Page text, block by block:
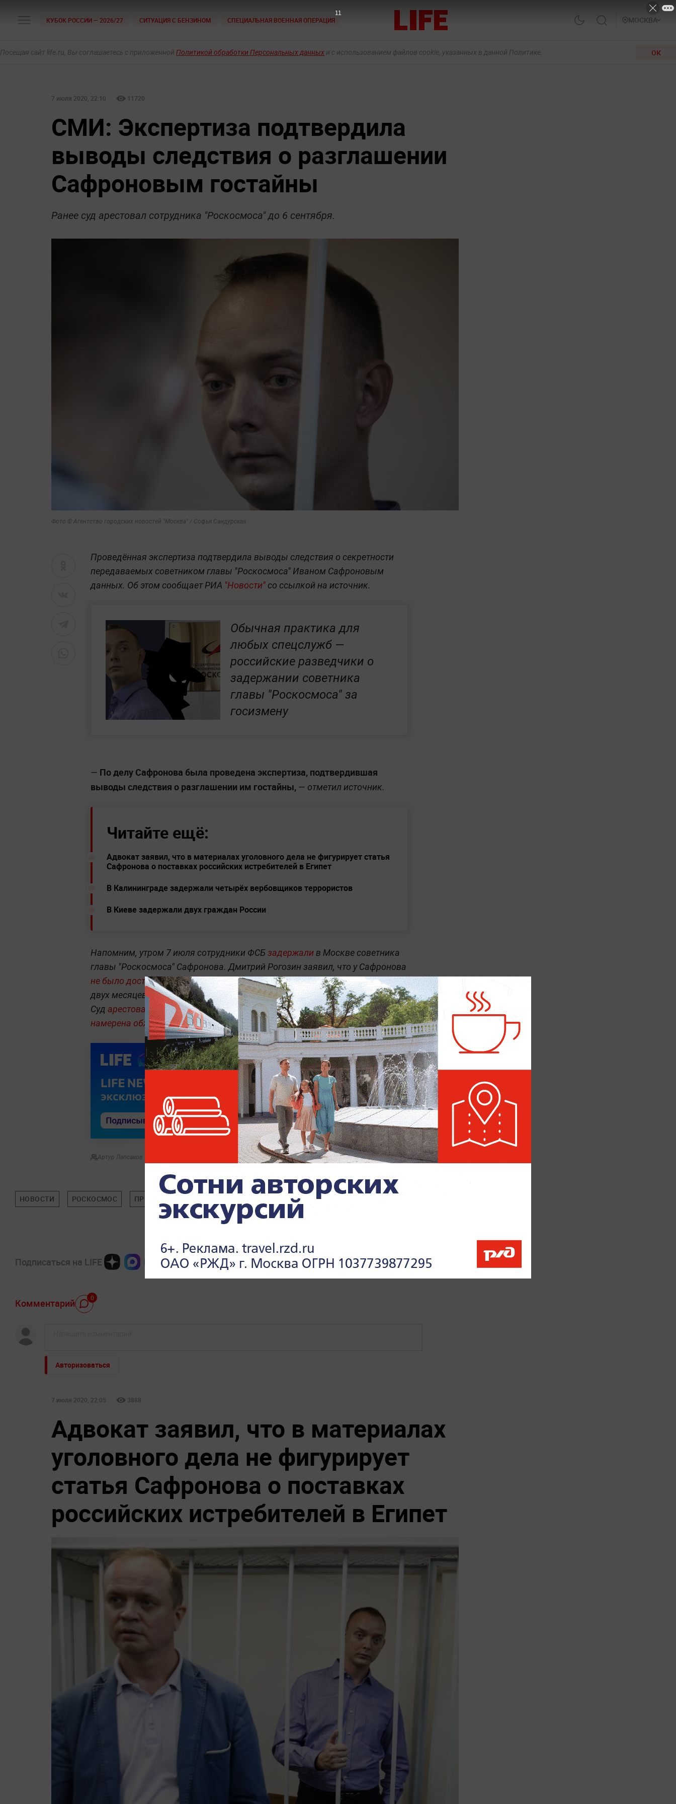
КУБОК РОССИИ — 2026/27 СИТУАЦИЯ С БЕНЗИНОМ СПЕЦИАЛЬНАЯ ВОЕННАЯ ОПЕРАЦИЯ МОСКВА
Посещая сайт life.ru, Вы соглашаетесь с приложенной Политикой обработки Персональных данных и с использованием файлов cookie, указанных в данной Политике. ОК
7 июля 2020, 22:10 11720
СМИ: Экспертиза подтвердила
выводы следствия о разглашении
Сафроновым гостайны
Ранее суд арестовал сотрудника "Роскосмоса" до 6 сентября.
Фото © Агентство городских новостей "Москва" / Софья Сандурская
Проведённая экспертиза подтвердила выводы следствия о секретности
передаваемых советником главы "Роскосмоса" Иваном Сафроновым
данных. Об этом сообщает РИА "Новости" со ссылкой на источник.
Обычная практика для
любых спецслужб —
российские разведчики о
задержании советника
главы "Роскосмоса" за
госизмену
— По делу Сафронова была проведена экспертиза, подтвердившая
выводы следствия о разглашении им гостайны, — отметил источник.
Читайте ещё:
Адвокат заявил, что в материалах уголовного дела не фигурирует статья
Сафронова о поставках российских истребителей в Египет
В Калининграде задержали четырёх вербовщиков террористов
В Киеве задержали двух граждан России
Напомним, утром 7 июля сотрудники ФСБ задержали в Москве советника
главы "Роскосмоса" Сафронова. Дмитрий Рогозин заявил, что у Сафронова
не было доступак закрытой информации. Он занял свой пост всего около
двух месяцев назад, а до этого занимался журналистской деятельностью.
Суд арестовал Сафронова на два месяца, вину онне признал. Защита
намерена обжаловатьего арест.
Артур Лапсаков
НОВОСТИ РОСКОСМОС ПРОИСШЕСТВИЯ
Подписаться на LIFE
Комментарий 0
Авторизоваться
7 июля 2020, 22:05 3888
Адвокат заявил, что в материалах
уголовного дела не фигурирует
статья Сафронова о поставках
российских истребителей в Египет
9